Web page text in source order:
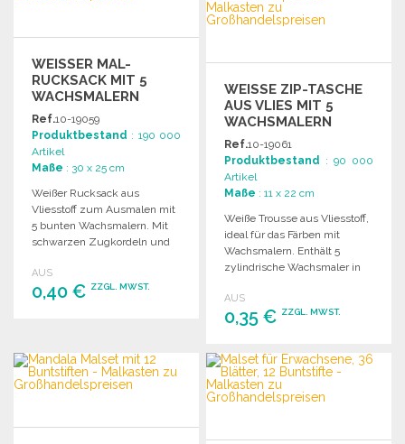
WEISSER MAL-R
UCKSACK MIT 5 W
ACHSMALERN
Ref.10-19059
Produktbestand : 190 000
Artikel
Maße : 30 x 25 cm
Weißer Rucksack aus
Vliesstoff zum Ausmalen mit
5 bunten Wachsmalern. Mit
schwarzen Zugkordeln und
AUS
0,40 € ZZGL. MWST.
Angebot anfordern
WEISSE ZIP-TASCHE A
US VLIES MIT 5 W
ACHSMALERN
Ref.10-19061
Produktbestand : 90 000
Artikel
Maße : 11 x 22 cm
Weiße Trousse aus Vliesstoff,
ideal für das Färben mit
Wachsmalern. Enthält 5
zylindrische Wachsmaler in
einen schwarzen
Reißverschluss.
AUS
0,35 € ZZGL. MWST.
BESTELLEN
Angebot anfordern